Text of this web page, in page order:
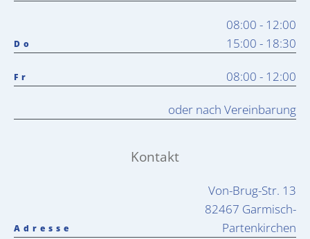
Do
08:00 - 12:00
15:00 - 18:30
Fr 08:00 - 12:00
oder nach Vereinbarung
Kontakt
Adresse
Von-Brug-Str. 13
82467 Garmisch-
Partenkirchen